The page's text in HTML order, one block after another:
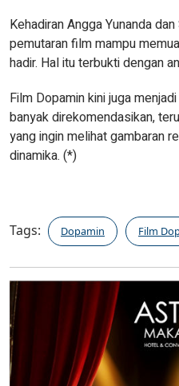
Kehadiran Angga Yunanda
pemutaran film mampu
hadir. Hal itu terbukti dengan
Film Dopamin kini juga
banyak direkomendasikan,
yang ingin melihat gambaran
dinamika. (*)
Tags: Dopamin Film